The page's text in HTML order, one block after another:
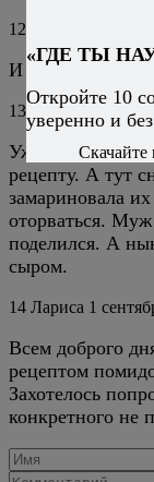
12
И как? :)
13 Татьяна 19
Уж год прошëл я
рецепту. А тут
замариновала
оторваться.
поделился. А
сыром.
14 Лариса 1
Всем доброго
рецептом
Захотелось
конкретного не
«ГДЕ ТЫ
Откройте 10
уверенно и
Скачайте